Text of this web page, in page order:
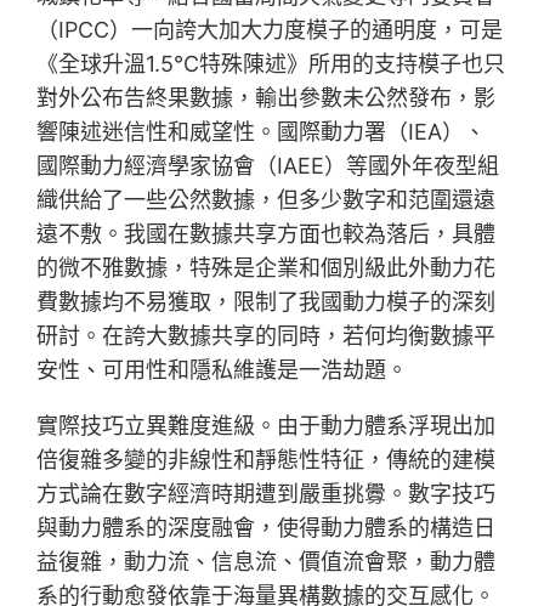
（IPCC）一向誇大加大力度模子的通明度，可是
《全球升溫1.5℃特殊陳述》所用的支持模子也只
對外公布告終果數據，輸出參數未公然發布，影
響陳述迷信性和威望性。國際動力署（IEA）、
國際動力經濟學家協會（IAEE）等國外年夜型組
織供給了一些公然數據，但多少數字和范圍還遠
遠不敷。我國在數據共享方面也較為落后，具體
的微不雅數據，特殊是企業和個別級此外動力花
費數據均不易獲取，限制了我國動力模子的深刻
研討。在誇大數據共享的同時，若何均衡數據平
安性、可用性和隱私維護是一浩劫題。
實際技巧立異難度進級。由于動力體系浮現出加
倍復雜多變的非線性和靜態性特征，傳統的建模
方式論在數字經濟時期遭到嚴重挑釁。數字技巧
與動力體系的深度融會，使得動力體系的構造日
益復雜，動力流、信息流、價值流會聚，動力體
系的行動愈發依靠于海量異構數據的交互感化。